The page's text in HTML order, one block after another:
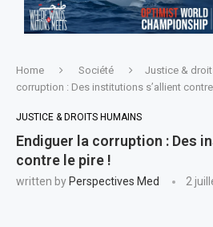
Home Société Justice &
corruption : Des institutions s’allient
JUSTICE & DROITS HUMAINS
Endiguer la corruption : Des
contre le pire !
written by Perspectives Med 2